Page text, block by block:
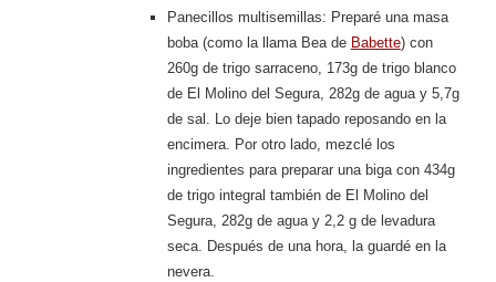
Panecillos multisemillas: Preparé una masa
boba (como la llama Bea de Babette) con
260g de trigo sarraceno, 173g de trigo blanco
de El Molino del Segura, 282g de agua y 5,7g
de sal. Lo deje bien tapado reposando en la
encimera. Por otro lado, mezclé los
ingredientes para preparar una biga con 434g
de trigo integral también de El Molino del
Segura, 282g de agua y 2,2 g de levadura
seca. Después de una hora, la guardé en la
nevera.